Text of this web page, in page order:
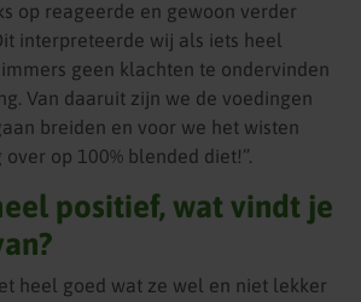
op reageerde en gewoon verder
interpreteerde wij als iets heel
geen klachten te ondervinden
Van daaruit zijn we de voedingen
breiden en voor we het wisten
op 100% blended diet!”.
positief, wat vindt je
heel goed wat ze wel en niet lekker